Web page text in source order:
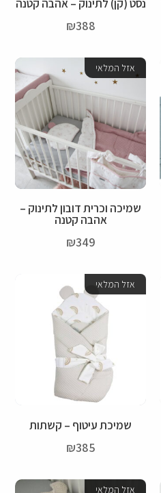
נסט (קן) לתינוק – אהבה קטנה
₪388
אזל המלאי
שמיכה וכרית דובון לתינוק –
אהבה קטנה
₪349
אזל המלאי
שמיכת עיטוף – קשתות
₪385
אזל המלאי